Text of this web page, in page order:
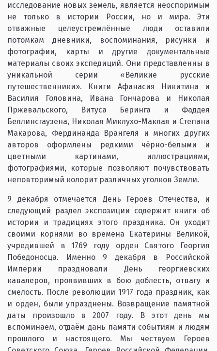
исследование новых земель, является неоспоримым
не только в истории России, но и мира. Эти
отважные целеустремлённые люди оставили
потомкам дневники, воспоминания, рисунки и
фотографии, карты и другие документальные
материалы своих экспедиций. Они представленны в
уникальной серии «Великие русские
путешественники». Книги Афанасия Никитина и
Василия Головина, Ивана Гончарова и Николая
Пржевальского, Витуса Беринга и Фаддея
Беллинсгаузена, Николая Миклухо-Маклая и Степана
Макарова, Фердинанда Врангеля и многих других
авторов оформлены редкими чёрно-белыми и
цветными картинами, иллюстрациями,
фотографиями, которые позволяют почувствовать
неповторимый колорит различных уголков Земли.
9 декабря отмечается День Героев Отечества, и
следующий раздел экспозиции содержит книги об
истории и традициях этого праздника. Он уходит
своими корнями во времена Екатерины Великой,
учредившей в 1769 году орден Святого Георгия
Победоносца. Именно 9 декабря в Российской
Империи праздновали День георгиевских
кавалеров, проявивших в бою доблесть, отвагу и
смелость. После революции 1917 года праздник, как
и орден, были упразднены. Возвращение памятной
даты произошло в 2007 году. В этот день мы
вспоминаем, отдаём дань памяти событиям и людям
прошлого и настоящего. Мы чествуем Героев